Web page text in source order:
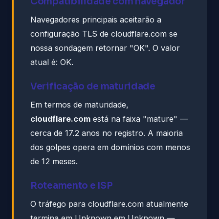
Navegadores principais aceitarão a
configuração TLS de cloudflare.com se
nossa sondagem retornar "OK". O valor
atual é: OK.
Verificação de maturidade
Em termos de maturidade,
cloudflare.com está na faixa "mature" —
cerca de 17.2 anos no registro. A maioria
dos golpes opera em domínios com menos
de 12 meses.
Roteamento e ISP
O tráfego para cloudflare.com atualmente